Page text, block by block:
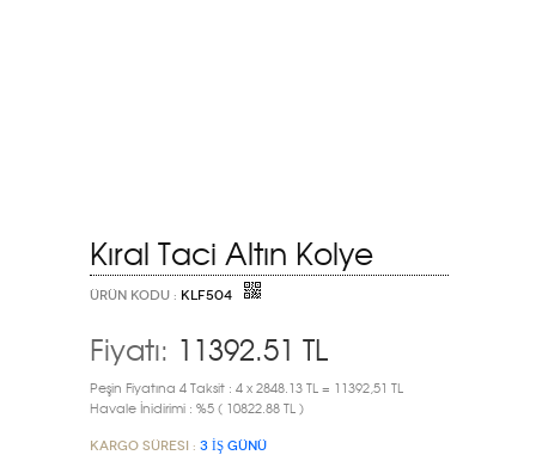
Kıral Taci Altın Kolye
ÜRÜN KODU : KLF504
Fiyatı: 11392.51 TL
Peşin Fiyatına 4 Taksit : 4 x 2848.13 TL = 11392,51 TL
Havale İnidirimi : %5 ( 10822.88 TL )
Kargo Süresi : 3 İŞ GÜNÜ